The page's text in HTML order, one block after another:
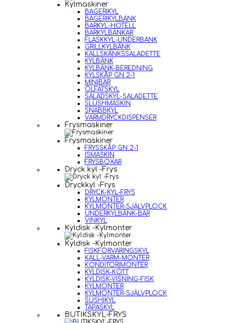
Kylmaskiner
BAGERIKYL
BAGERIKYLBÄNK
BARKYL-HOTELL
BARKYLBÄNKAR
FLASKKYL-UNDERBÄNK
GRILLKYLBÄNK
KALLSKÄNKSSALADETTE
KYLBÄNK
KYLBÄNK-BEREDNING
KYLSKÅP GN 2-1
MINIBAR
ÖLFATSKYL
SALADSKYL-SALADETTE
SLUSHMASKIN
SNABBKYL
VARMDRYCKDISPENSER
Frysmaskiner
Frysmaskiner
FRYSSKÅP GN 2-1
ISMASKIN
FRYSBOXAR
Dryck kyl -Frys
Dryckkyl -Frys
DRYCK-KYL-FRYS
KYLMONTER
KYLMONTER-SJÄLVPLOCK
UNDERKYLBÄNK-BAR
VINKYL
Kyldisk -Kylmonter
Kyldisk -Kylmonter
FISKFÖRVARINGSKYL
KALL-VARM-MONTER
KONDITORIMONTER
KYLDISK-KÖTT
KYLDISK-VISNING-FISK
KYLMONTER
KYLMONTER-SJÄLVPLOCK
SUSHIKYL
TAPASKYL
BUTIKSKYL-FRYS